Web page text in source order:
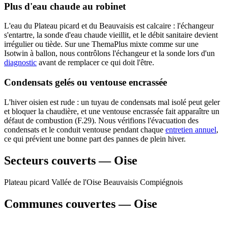
Plus d'eau chaude au robinet
L'eau du Plateau picard et du Beauvaisis est calcaire : l'échangeur
s'entartre, la sonde d'eau chaude vieillit, et le débit sanitaire devient
irrégulier ou tiède. Sur une ThemaPlus mixte comme sur une
Isotwin à ballon, nous contrôlons l'échangeur et la sonde lors d'un
diagnostic avant de remplacer ce qui doit l'être.
Condensats gelés ou ventouse encrassée
L'hiver oisien est rude : un tuyau de condensats mal isolé peut geler
et bloquer la chaudière, et une ventouse encrassée fait apparaître un
défaut de combustion (F.29). Nous vérifions l'évacuation des
condensats et le conduit ventouse pendant chaque entretien annuel,
ce qui prévient une bonne part des pannes de plein hiver.
Secteurs couverts — Oise
Plateau picard Vallée de l'Oise Beauvaisis Compiégnois
Communes couvertes — Oise